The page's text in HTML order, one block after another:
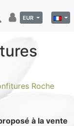
EUR
Roche
à la vente